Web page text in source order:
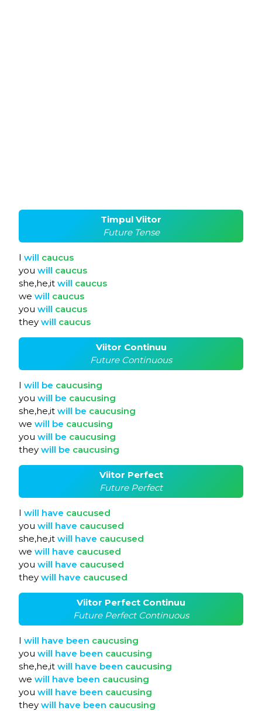
Timpul Viitor
Future Tense
I will caucus
you will caucus
she,he,it will caucus
we will caucus
you will caucus
they will caucus
Viitor Continuu
Future Continuous
I will be caucusing
you will be caucusing
she,he,it will be caucusing
we will be caucusing
you will be caucusing
they will be caucusing
Viitor Perfect
Future Perfect
I will have caucused
you will have caucused
she,he,it will have caucused
we will have caucused
you will have caucused
they will have caucused
Viitor Perfect Continuu
Future Perfect Continuous
I will have been caucusing
you will have been caucusing
she,he,it will have been caucusing
we will have been caucusing
you will have been caucusing
they will have been caucusing